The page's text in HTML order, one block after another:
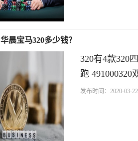
华晨宝马320多少钱？
320有4款320
跑 491000320
发布时间：2020-03-